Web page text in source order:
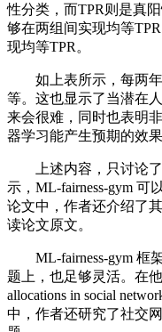
性分类，而TPR则是真
够在两组间实现均等
现均等TPR。
如上表所示，每两年
等。这也显示了当潜在
来会很难，同时也表明
器学习能产生预期的效果
上述内容，只讨论了
示，ML-fairness-gym 可
论文中，作者还介绍了
读论文原文。
ML-fairness-gym 框架
题上，也足够灵活。在
allocations in social
中，作者还研究了社交